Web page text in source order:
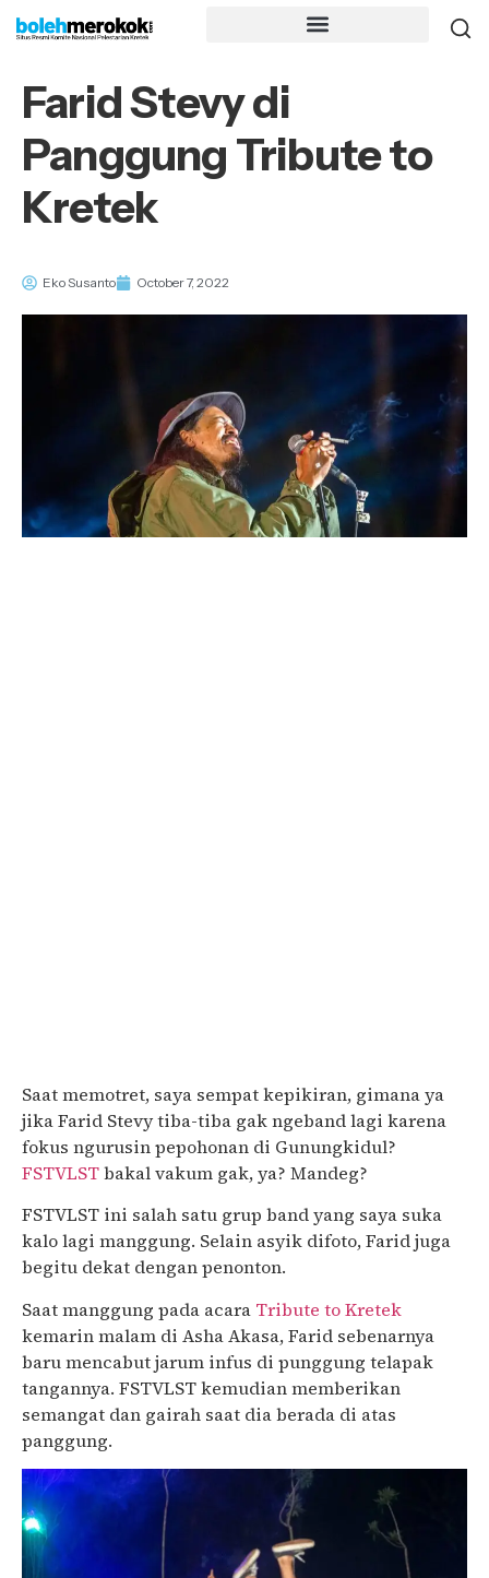
Farid Stevy di
Panggung Tribute to
Kretek
Eko Susanto October 7, 2022
Saat memotret, saya sempat kepikiran, gimana ya
jika Farid Stevy tiba-tiba gak ngeband lagi karena
fokus ngurusin pepohonan di Gunungkidul?
FSTVLSTbakal vakum gak, ya? Mandeg?
FSTVLST ini salah satu grup band yang saya suka
kalo lagi manggung. Selain asyik difoto, Farid juga
begitu dekat dengan penonton.
Saat manggung pada acara Tribute to Kretek
kemarin malam di Asha Akasa, Farid sebenarnya
baru mencabut jarum infus di punggung telapak
tangannya. FSTVLST kemudian memberikan
semangat dan gairah saat dia berada di atas
panggung.